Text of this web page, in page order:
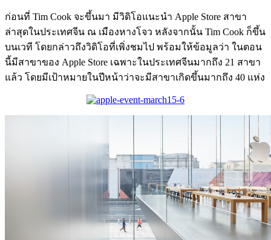
ก่อนที่ Tim Cook จะขึ้นมา มีวิดิโอแนะนำ Apple Store สาขา
ล่าสุดในประเทศจีน ณ เมืองหางโจว หลังจากนั้น Tim Cook ก็ขึ้น
บนเวที โดยกล่าวถึงวิดิโอที่เพิ่งชมไป พร้อมให้ข้อมูลว่า ในตอน
นี้มีสาขาของ Apple Store เฉพาะในประเทศจีนมากถึง 21 สาขา
แล้ว โดยมีเป้าหมายในปีหน้าว่าจะมีสาขาเกิดขึ้นมากถึง 40 แห่ง